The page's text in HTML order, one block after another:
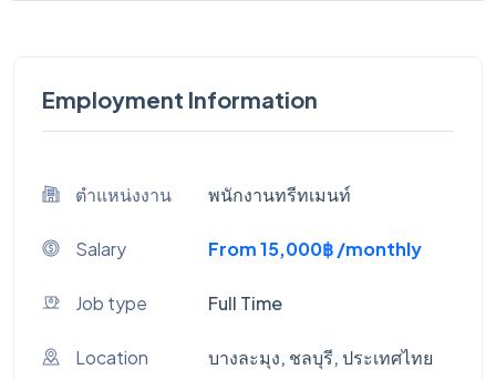
Employment Information
ตำแหน่งงาน พนักงานทรีทเมนท์
Salary From 15,000฿ /monthly
Job type Full Time
Location บางละมุง, ชลบุรี, ประเทศไทย